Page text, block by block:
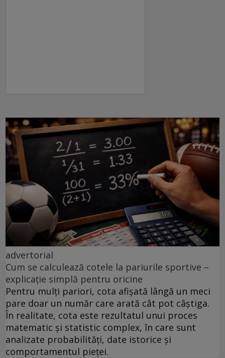
advertorial
Cum se calculează cotele la pariurile sportive –
explicație simplă pentru oricine
Pentru mulți pariori, cota afișată lângă un meci
pare doar un număr care arată cât pot câștiga.
În realitate, cota este rezultatul unui proces
matematic și statistic complex, în care sunt
analizate probabilități, date istorice și
comportamentul pieței.